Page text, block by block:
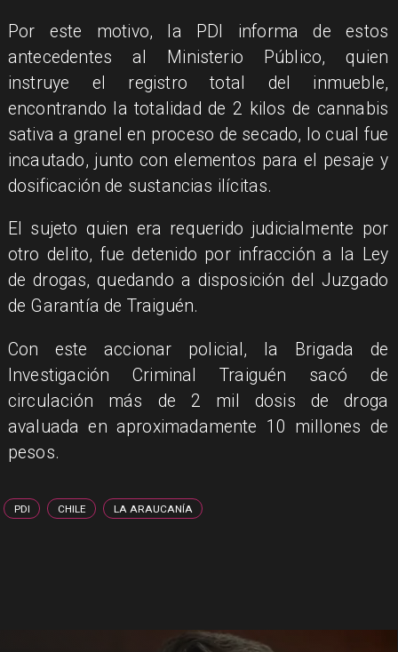
​Por este motivo, la PDI informa de estos
antecedentes al Ministerio Público, quien
instruye el registro total del inmueble,
encontrando la totalidad de 2 kilos de cannabis
sativa a granel en proceso de secado, lo cual fue
incautado, junto con elementos para el pesaje y
dosificación de sustancias ilícitas.
​El sujeto quien era requerido judicialmente por
otro delito, fue detenido por infracción a la Ley
de drogas, quedando a disposición del Juzgado
de Garantía de Traiguén.
​Con este accionar policial, la Brigada de
Investigación Criminal Traiguén sacó de
circulación más de 2 mil dosis de droga
avaluada en aproximadamente 10 millones de
pesos.
PDI CHILE LA ARAUCANÍA